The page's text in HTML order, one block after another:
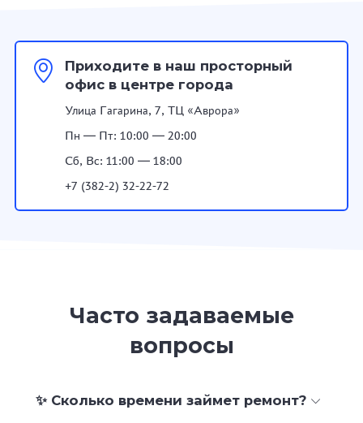
Приходите в наш просторный
офис в центре города
Улица Гагарина, 7, ТЦ «Аврора»
Пн — Пт: 10:00 — 20:00
Сб, Вс: 11:00 — 18:00
+7 (382-2) 32-22-72
Часто задаваемые
вопросы
✨ Сколько времени займет ремонт?